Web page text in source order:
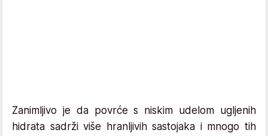
Zanimljivo je da povrće s niskim udelom ugljenih
hidrata sadrži više hranljivih sastojaka i mnogo tih